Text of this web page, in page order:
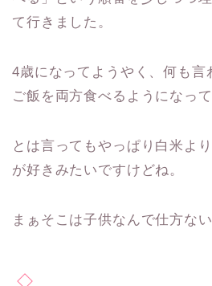
て行きました。
4歳になってようやく、何も言
ご飯を両方食べるようになって
とは言ってもやっぱり白米よ
が好きみたいですけどね。
まぁそこは子供なんで仕方な